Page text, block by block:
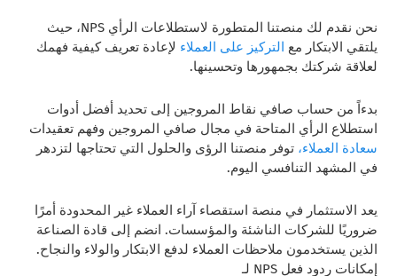
نحن نقدم لك منصتنا المتطورة لاستطلاعات الرأي NPS، حيث
يلتقي الابتكار مع التركيز على العملاء لإعادة تعريف كيفية فهمك
لعلاقة شركتك بجمهورها وتحسينها.
بدءاً من حساب صافي نقاط المروجين إلى تحديد أفضل أدوات
استطلاع الرأي المتاحة في مجال صافي المروجين وفهم تعقيدات
سعادة العملاء، توفر منصتنا الرؤى والحلول التي تحتاجها لتزدهر
في المشهد التنافسي اليوم.
يعد الاستثمار في منصة استقصاء آراء العملاء غير المحدودة أمرًا
ضروريًا للشركات الناشئة والمؤسسات. انضم إلى قادة الصناعة
الذين يستخدمون ملاحظات العملاء لدفع الابتكار والولاء والنجاح.
إمكانات ردود فعل NPS لـ